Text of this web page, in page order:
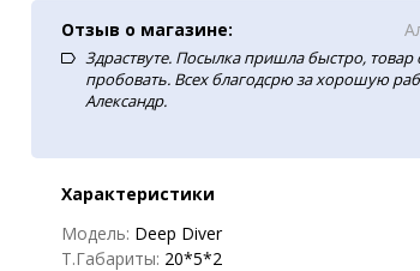
Отзыв о магазине:
Здраствуте. Посылка пришла быстро, товар
пробовать. Всех благодсрю за хорошую
Александр.
Характеристики
Модель: Deep Diver
Т.Габариты: 20*5*2